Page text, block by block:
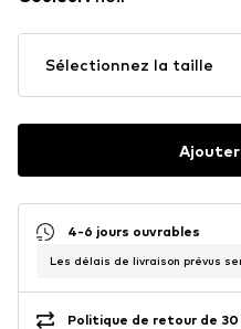
Sélectionnez la taille
Ajouter
4-6 jours ouvrables
Les délais de livraison prévus
Politique de retour de 30